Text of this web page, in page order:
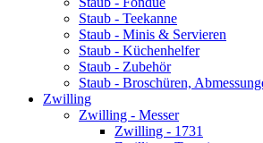
Staub - Teekanne
Staub - Minis & Servieren
Staub - Küchenhelfer
Staub - Zubehör
Staub - Broschüren,
Zwilling
Zwilling - Messer
Zwilling - 1731